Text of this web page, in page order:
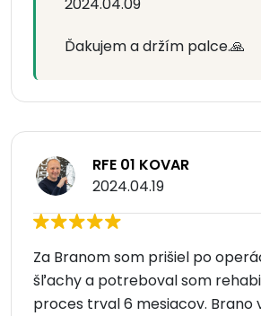
2024.04.09
Ďakujem a držím palce.🙏
RFE 01 KOVAR
2024.04.19
Za Branom som prišiel po
šľachy a potreboval som
proces trval 6 mesiacov. Brano